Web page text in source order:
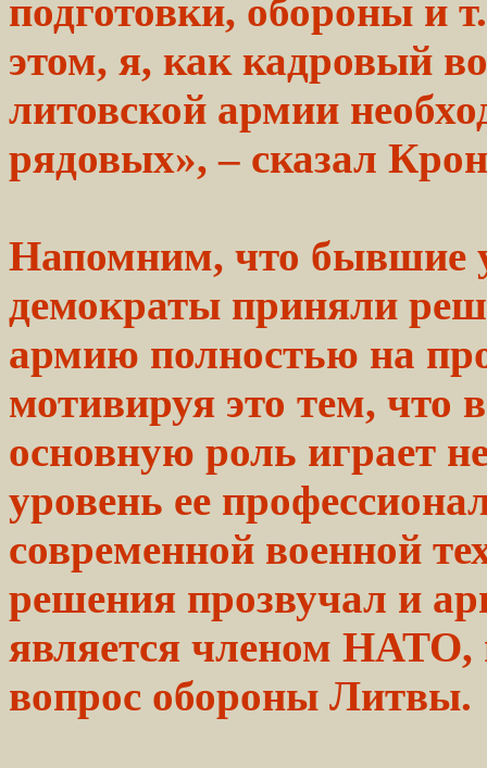
подготовки, обороны и
этом, я, как кадровый
литовской армии
рядовых», – сказал
Напомним, что бывшие
демократы приняли
армию полностью на
мотивируя это тем, что
основную роль играет
уровень ее
современной военной
решения прозвучал и
является членом НАТО,
вопрос обороны Литвы.